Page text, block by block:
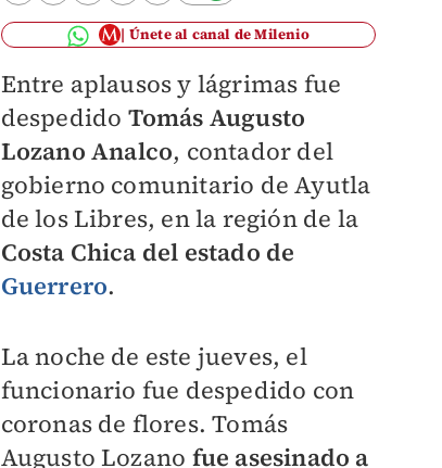
Únete al canal de Milenio
Entre aplausos y lágrimas fue
despedido Tomás Augusto
Lozano Analco, contador del
gobierno comunitario de Ayutla
de los Libres, en la región de la
Costa Chica del estado de
Guerrero.
La noche de este jueves, el
funcionario fue despedido con
coronas de flores. Tomás
Augusto Lozano fue asesinado a